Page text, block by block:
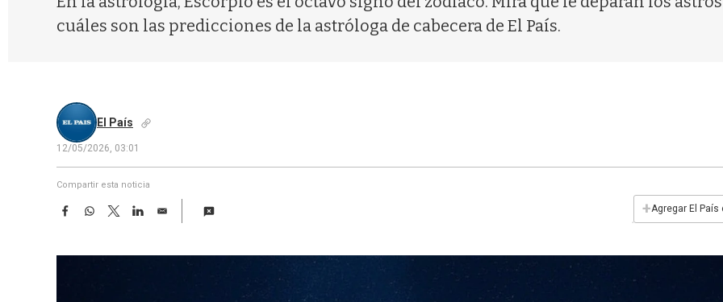
cuáles son las predicciones de la astróloga de cabecera de El País.
El País
12/05/2026, 03:01
Compartir esta noticia
F
e
W
t
T
w
t
L
k
E
i
+Agregar El País